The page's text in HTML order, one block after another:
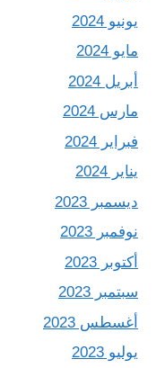
يونيو 2024
مايو 2024
أبريل 2024
مارس 2024
فبراير 2024
يناير 2024
ديسمبر 2023
نوفمبر 2023
أكتوبر 2023
سبتمبر 2023
أغسطس 2023
يوليو 2023